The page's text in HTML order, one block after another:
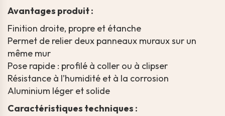
Avantages produit :
Finition droite, propre et étanche
Permet de relier deux panneaux muraux sur un
même mur
Pose rapide : profilé à coller ou à clipser
Résistance à l’humidité et à la corrosion
Aluminium léger et solide
Caractéristiques techniques :